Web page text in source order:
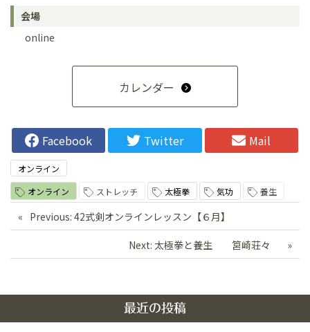
会場
online
カレンダー
Facebook Twitter Mail
オンライン
オンライン
ストレッチ 太極拳 気功 養生
投
稿
ナ
ゲ
ー
Previous: 42式剣オンラインレッスン【６月】
Next: 太極拳と養生 筥崎荘々
最近の投稿